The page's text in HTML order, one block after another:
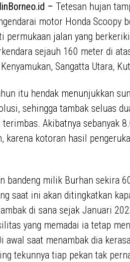
– Tetesan hujan
motor Honda Scoopy
permukaan jalan yang
sejauh 160 meter di
Sangatta Utara,
itu hendak menunjukkan
sehingga tambak seluas
Akibatnya sebanyak
karena kotoran hasil
bandeng milik Burhan sekira
saat ini akan ditingkatkan
di sana sejak Januari
yang memadai ia tetap
awal saat menambak dia
tekunnya tiap pekan tak